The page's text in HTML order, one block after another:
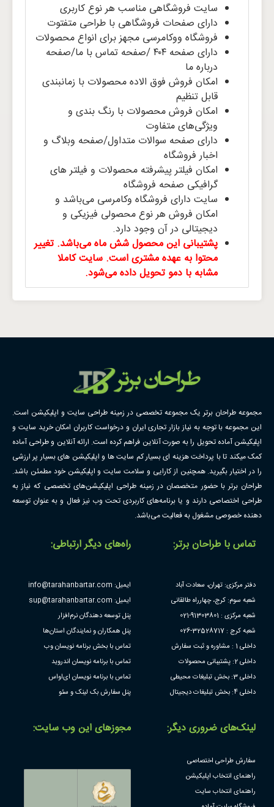
سایت فروشگاهی مناسب هر نوع کاربری
دارای صفحات فروشگاهی با طراحی متفتوت
فروشگاه ووکامرسی مجهز برای انواع محصولات
دارای صفحه ۴۰۴ /صفحه تماس با ما/صفحه
درباره ما
امکان فروش فوق الاده محصولات با زمانبندی
قابل تنظیم
امکان فروش محصولات با رنگ بندی و
ویژگی‌های متفاوت
دارای صفحه سوالات متداول/صفحه وبلاگ و
اخبار فروشگاه
امکان فیلتر پیشرفته محصولات و فیلتر های
گرافیکی صفحه فروشگاه
سایت دارای فروشگاه وکامرسی می‌باشد و
امکان فروش هر نوع محصولی فیزیکی و
دیجیتالی در آن وجود دارد.
پشتیبانی این محصول شش ماه می‌باشد. تغییر
محتوا به عهده مشتری است. سایت کاملا
مشابه با دمو تحویل داده می‌شود.
مجموعه طراحان برتر یک مجموعه تخصصی در زمینه طراحی سایت و اپلیکیشن است.
این مجموعه با توجه به نیاز بازار تجاری ایران و درخواست کاربران امکان خرید سایت و
اپلیکیشن آماده تحویل را به صورت آنلاین فراهم کرده است. ارائه آنلاین و طراحی آماده
کمک میکند تا با پرداخت هزینه ای بسیار کم سایت ها و اپلیکیشن های بسیار پر ارزشی
را در اختیار بگیرید. همچنین از کارایی و سلامت سایت و اپلیکیشن خود مطمئن باشد.
طراحان برتر با حضور متخصصان در زمینه طراحی اپلیکیشن‌های تخصصی که نیاز به
طراحی اختصاصی دارند و یا برنامه‌های کاربردی تحت وب نیز فعال و به عنوان توسعه
دهنده خصوصی مشغول به فعالیت می‌باشد.
تماس با طراحان برتر:
دفتر مرکزی: تهران، سعادت آباد
شعبه سوم: کرج، چهارراه طالقانی
شعبه مرکزی : 91303801-021
شعبه کرج : 32528717-026
داخلی 1 : مشاوره و ثبت سفارش
داخلی 2: پشتیبانی محصولات
داخلی 3: بخش تبلیغات محیطی
داخلی 4: بخش تبلیغات دیجیتال
راه‌های دیگر ارتباطی:
ایمیل: info@tarahanbartar.com
ایمیل: sup@tarahanbartar.com
پنل توسعه دهندگان نرم‌افزار
پنل همکاران و نمایندگان استان‌ها
تماس با بخش برنامه نویسان وب
تماس با برنامه نویسان اندروید
تماس با برنامه نویسان ای‌او‌اس
پنل سفارش بک لینک و سئو
لینک‌های ضروری دیگر:
سفارش طراحی اختصاصی
راهنمای انتخاب اپلیکیشن
راهنمای انتخاب سایت
مجوز‌های این وب سایت: